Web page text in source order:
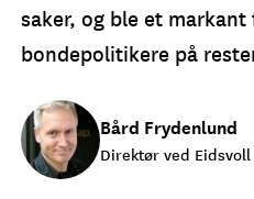
saker, og ble et
bondepolitikere på
Bård Frydenlund
Direktør ved Eidsvoll